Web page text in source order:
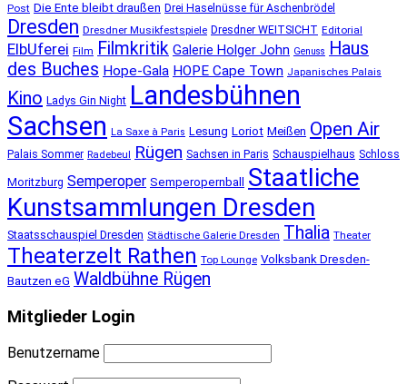
Post Die Ente bleibt draußen Drei Haselnüsse für Aschenbrödel
Dresden Dresdner Musikfestspiele Dresdner WEITSICHT Editorial
ElbUferei Film Filmkritik Galerie Holger John Genuss
Haus
des Buches Hope-Gala HOPE Cape Town Japanisches Palais
Kino Ladys Gin Night Landesbühnen
Sachsen
La Saxe à Paris Lesung Loriot Meißen Open Air
Palais Sommer Radebeul Rügen Sachsen in Paris Schauspielhaus Schloss
Moritzburg Semperoper Semperopernball
Staatliche
Kunstsammlungen Dresden
Staatsschauspiel Dresden Städtische Galerie Dresden Thalia Theater
Theaterzelt Rathen Top Lounge Volksbank Dresden-
Bautzen eG Waldbühne Rügen
Mitglieder Login
Benutzername